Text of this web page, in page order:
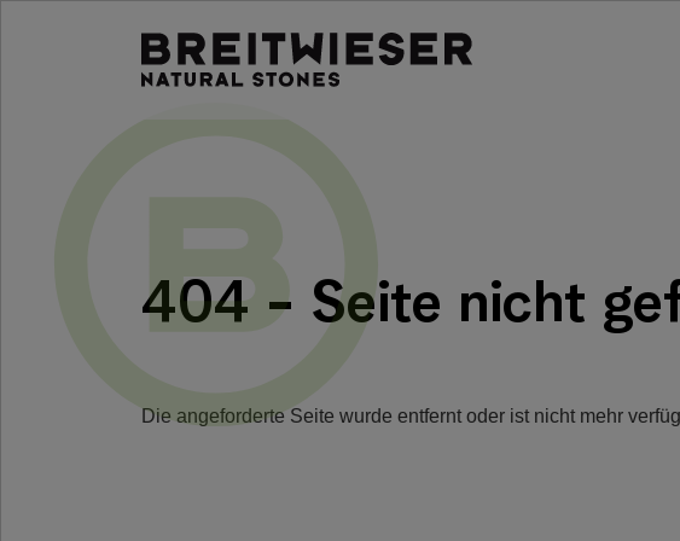
404 - Seite nicht
Die angeforderte Seite wurde entfernt oder ist nicht mehr